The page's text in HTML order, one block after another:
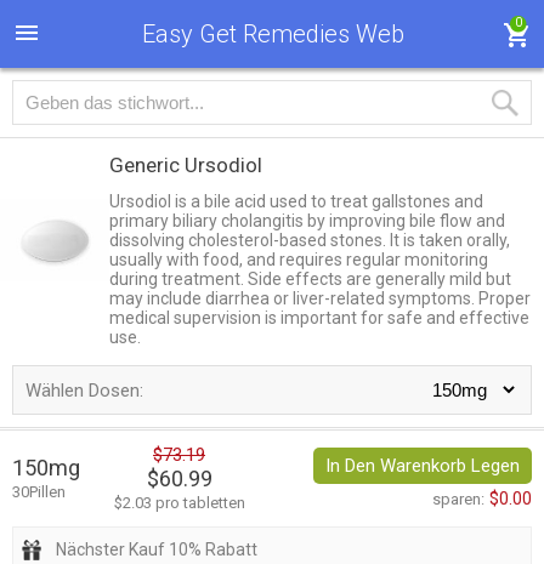
Easy Get Remedies Web 0
Generic Ursodiol
Ursodiol is a bile acid used to treat gallstones and
primary biliary cholangitis by improving bile flow and
dissolving cholesterol-based stones. It is taken orally,
usually with food, and requires regular monitoring
during treatment. Side effects are generally mild but
may include diarrhea or liver-related symptoms. Proper
medical supervision is important for safe and effective
use.
Wählen Dosen:
150mg
30Pillen
$73.19
$60.99
$2.03 pro tabletten
In Den Warenkorb Legen
sparen: $0.00
Nächster Kauf 10% Rabatt